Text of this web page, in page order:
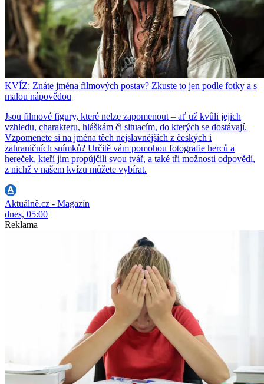
KVÍZ: Znáte jména filmových postav? Zkuste to jen podle fotky a s
malou nápovědou
Jsou filmové figury, které nelze zapomenout – ať už kvůli jejich
vzhledu, charakteru, hláškám či situacím, do kterých se dostávají.
Vzpomenete si na jména těch nejslavnějších z českých i
zahraničních snímků? Určitě vám pomohou fotografie herců a
hereček, kteří jim propůjčili svou tvář, a také tři možnosti odpovědí,
z nichž v našem kvízu můžete vybírat.
Aktuálně.cz - Magazín
dnes, 05:00
Reklama